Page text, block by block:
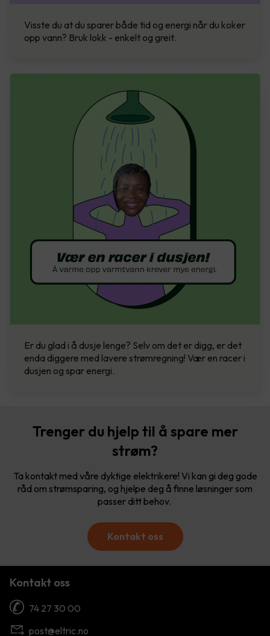
Visste du at du sparer både tid og energi når du koker
opp vann? Bruk lokk - enkelt og greit.
Er du glad i å dusje lenge? Selv om det er digg, er det
enda diggere med lavere strømregning! Vær en racer i
dusjen og spar energi.
Trenger du hjelp til å spare mer
strøm?
Ta kontakt med våre dyktige elektrikere! Vi kan gi deg gode
råd om strømsparing, og hjelpe deg å finne løsninger som
passer ditt behov.
Kontakt oss
Kontakt oss
74 27 30 00
post@eltric.no